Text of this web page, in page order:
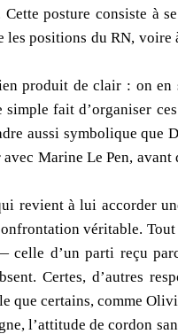
posture consiste à
les positions du RN,
produit de clair : on
fait d’organiser
aussi symbolique que
Marine Le Pen,
revient à lui accorder
véritable.
celle d’un parti reçu
Certes, d’autres
certains, comme
l’attitude de cordon